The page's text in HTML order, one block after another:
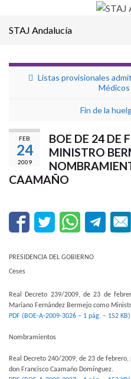
STAJ Andalucía
Listas provisionales
Fin de la
FEB
24
2009
BOE DE 24 DE
MINISTRO
CAAMAÑO
PRESIDENCIA DEL GOBIERNO
Ceses
Real Decreto 239/2009, de 23 de
Mariano Fernández Bermejo como
PDF (BOE-A-2009-3026 – 1 pág. – 152 KB)
Nombramientos
Real Decreto 240/2009, de 23 de
don Francisco Caamaño Domínguez.